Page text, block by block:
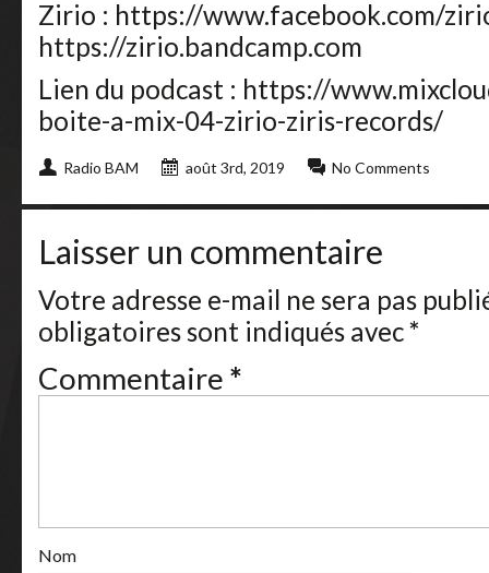
Zirio : https://www.facebook.com/
https://zirio.bandcamp.com
Lien du podcast : https://
boite-a-mix-04-zirio-ziris-records/
Radio BAM août 3rd, 2019 No Comments
Laisser un commentaire
Votre adresse e-mail ne sera pas
obligatoires sont indiqués avec*
Commentaire *
Nom